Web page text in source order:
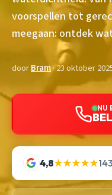
voorspellen tot
meegaan: ontdek
doorBram· 23 oktober
NU
4,8★★★★★